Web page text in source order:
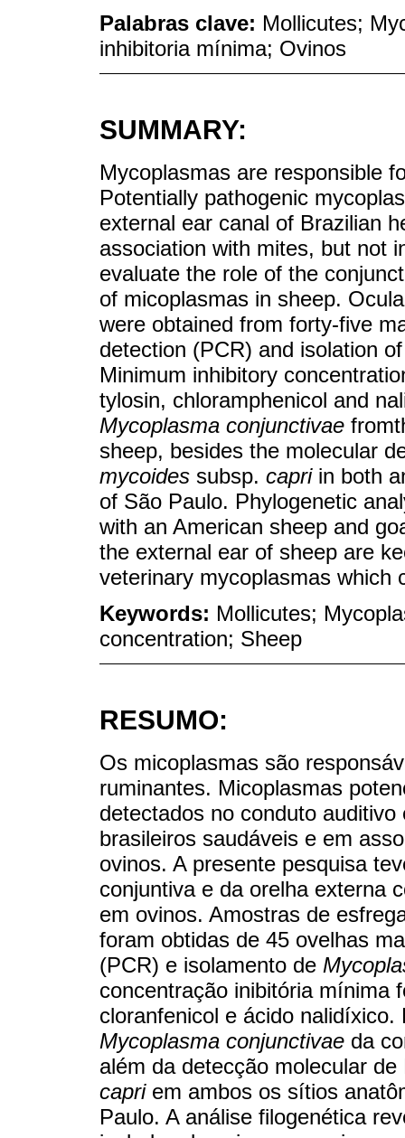
Palabras clave: Mollicutes;
inhibitoria mínima; Ovinos
SUMMARY:
Mycoplasmas are responsible
Potentially pathogenic
external ear canal of Brazilian
association with mites, but not
evaluate the role of the
of micoplasmas in sheep.
were obtained from forty-five
detection (PCR) and isolation
Minimum inhibitory
tylosin, chloramphenicol and
Mycoplasma conjunctivae
sheep, besides the molecular
mycoides subsp. capriin both
of São Paulo. Phylogenetic
with an American sheep and
the external ear of sheep are
veterinary mycoplasmas which
Keywords: Mollicutes;
concentration; Sheep
RESUMO:
Os micoplasmas são
ruminantes. Micoplasmas
detectados no conduto
brasileiros saudáveis e em
ovinos. A presente pesquisa
conjuntiva e da orelha externa
em ovinos. Amostras de
foram obtidas de 45 ovelhas
(PCR) e isolamento de
concentração inibitória mínima
cloranfenicol e ácido
Mycoplasma conjunctivae da
além da detecção molecular
capriem ambos os sítios
Paulo. A análise filogenética